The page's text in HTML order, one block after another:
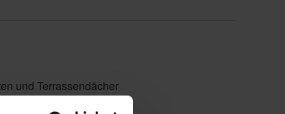
und Terrassendächer